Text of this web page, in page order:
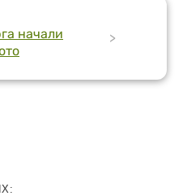
начали
>